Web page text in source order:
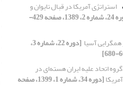
استراتژی آمریکا در قبال تایوان و
[دوره 24، شماره 2، 1389، صفحه 429-
آسیا
[دوره 22، شماره 3،
اتحاد علیه ایران هسته‌ای در
[دوره 34، شماره 1، 1399، صفحه